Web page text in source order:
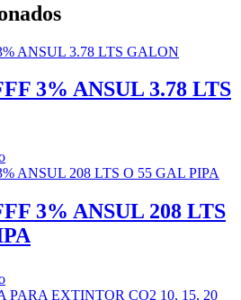
3% ANSUL 3.78 LTS
3% ANSUL 208 LTS